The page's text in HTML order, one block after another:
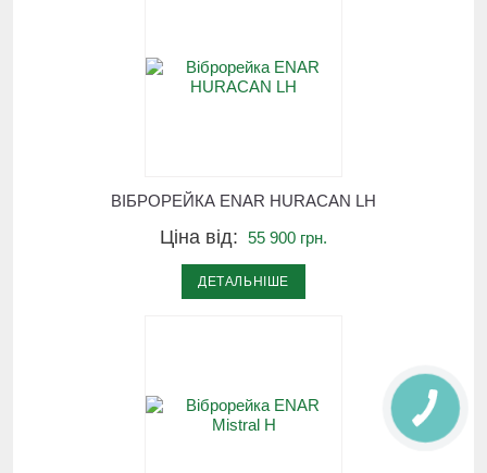
ВІБРОРЕЙКА ENAR HURACAN LH
Ціна від: 55 900 грн.
ДЕТАЛЬНІШЕ